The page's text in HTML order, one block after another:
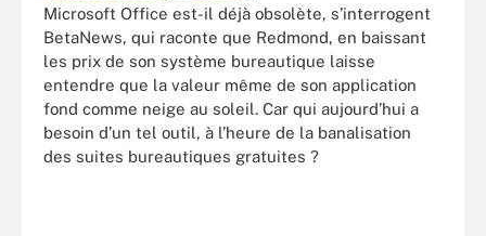
Microsoft Office est-il déjà obsolète, s’interrogent
BetaNews, qui raconte que Redmond, en baissant
les prix de son système bureautique laisse
entendre que la valeur même de son application
fond comme neige au soleil. Car qui aujourd’hui a
besoin d’un tel outil, à l’heure de la banalisation
des suites bureautiques gratuites ?